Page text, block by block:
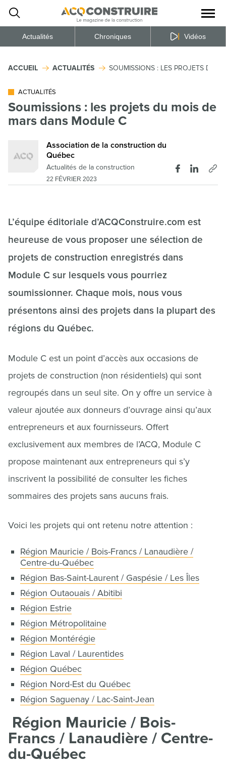
la
du
Actualités Chroniques Vidéos
ACCUEIL ACTUALITÉS SOUMISSIONS : LES PROJETS DU
ACTUALITÉS
Soumissions : les projets du mois de
mars dans Module C
Association de la construction du
Québec
Actualités de la construction
22 FÉVRIER 2023
L’équipe éditoriale d’ACQConstruire.com est
heureuse de vous proposer une sélection de
projets de construction enregistrés dans
Module C sur lesquels vous pourriez
soumissionner. Chaque mois, nous vous
présentons ainsi des projets dans la plupart des
régions du Québec.
Module C est un point d’accès aux occasions de
projets de construction (non résidentiels) qui sont
regroupés dans un seul site. On y offre un service à
valeur ajoutée aux donneurs d’ouvrage ainsi qu’aux
entrepreneurs et aux fournisseurs. Offert
exclusivement aux membres de l’ACQ, Module C
propose maintenant aux entrepreneurs qui s’y
inscrivent la possibilité de consulter les fiches
sommaires des projets sans aucuns frais.
Voici les projets qui ont retenu notre attention :
Région Mauricie / Bois-Francs / Lanaudière /
Centre-du-Québec
Région Bas-Saint-Laurent / Gaspésie / Les Îles
Région Outaouais / Abitibi
Région Estrie
Région Métropolitaine
Région Montérégie
Région Laval / Laurentides
Région Québec
Région Nord-Est du Québec
Région Saguenay / Lac-Saint-Jean
Région Mauricie / Bois-
Francs / Lanaudière / Centre-
du-Québec